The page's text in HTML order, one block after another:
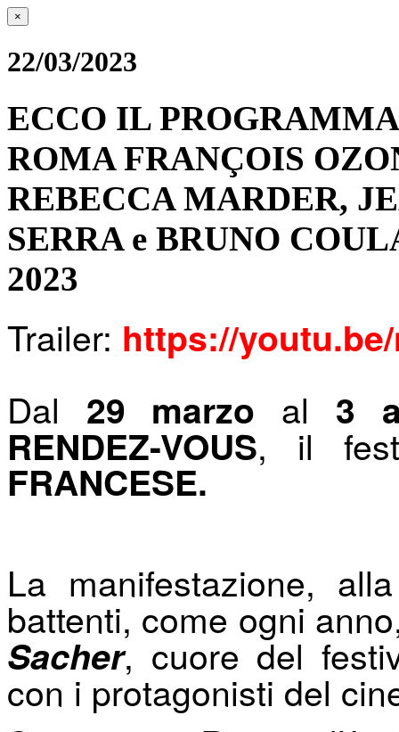
×
22/03/2023
ECCO IL
ROMA FRANÇOIS
REBECCA MARDER,
SERRA e BRUNO
2023
Trailer: https://
Dal 29 marzo al 3
RENDEZ-VOUS, il
FRANCESE.
La manifestazione,
battenti, come ogni
Sacher, cuore del
con i protagonisti del